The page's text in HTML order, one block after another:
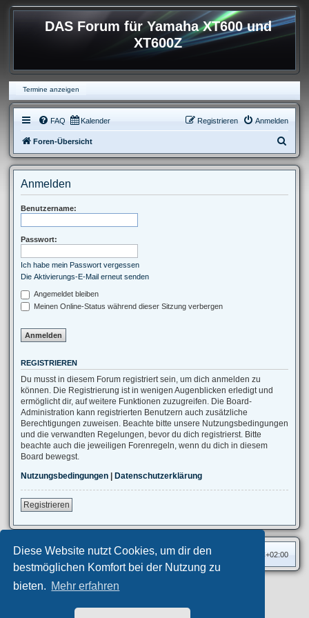
Diese Website nutzt Cookies, um dir den
bestmöglichen Komfort bei der Nutzung zu
bieten. Mehr erfahren
DAS Forum für Yamaha XT600 und
XT600Z
Termine anzeigen
FAQ Kalender Anmelden
Registrieren
Foren-Übersicht
u
Anmelden
Benutzername:
Passwort:
Ich habe mein Passwort vergessen
Die Aktivierungs-E-Mail erneut senden
Angemeldet bleiben
Meinen Online-Status während dieser Sitzung verbergen
REGISTRIEREN
Du musst in diesem Forum registriert sein, um dich anmelden zu
können. Die Registrierung ist in wenigen Augenblicken erledigt und
ermöglicht dir, auf weitere Funktionen zuzugreifen. Die Board-
Administration kann registrierten Benutzern auch zusätzliche
Berechtigungen zuweisen. Beachte bitte unsere Nutzungsbedingungen
und die verwandten Regelungen, bevor du dich registrierst. Bitte
beachte auch die jeweiligen Forenregeln, wenn du dich in diesem
Board bewegst.
Nutzungsbedingungen | Datenschutzerklärung
Registrieren
Foren-Übersicht Alle Zeiten sind UTC+02:00
Privates Forum ©